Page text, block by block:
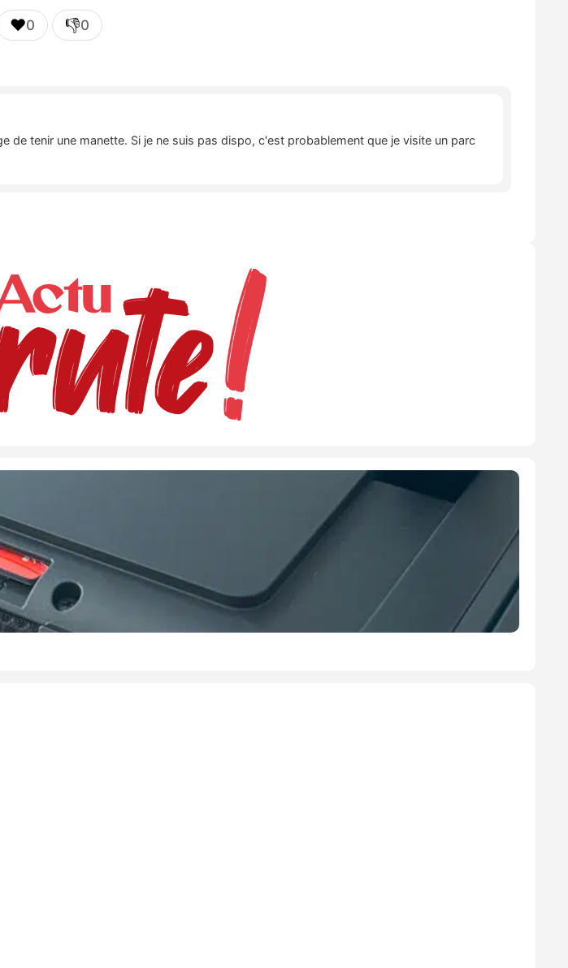
❤️0 👎0
de tenir une manette. Si je ne suis pas dispo, c'est probablement que je visite un parc